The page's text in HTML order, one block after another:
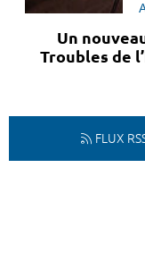
Un
Troubles de
FLUX